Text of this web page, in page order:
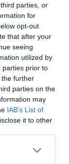
parties, or
for
opt-out
that after your
seeing
utilized by
parties prior to
further
parties on the
may
IAB’s List of
it to other
more Google